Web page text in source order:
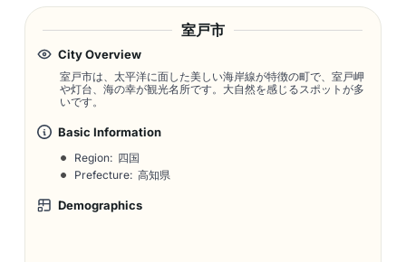
室戸市
City Overview
室戸市は、太平洋に面した美しい海岸線が特徴の町で、室戸岬
や灯台、海の幸が観光名所です。大自然を感じるスポットが多
いです。
Basic Information
Region: 四国
Prefecture: 高知県
Demographics